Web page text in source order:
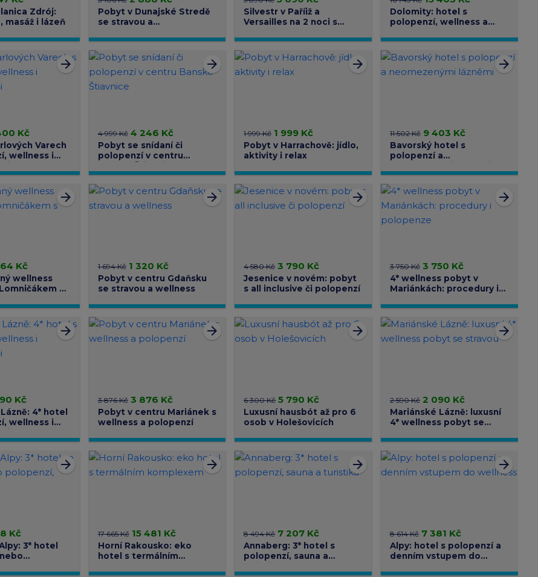
Zdrój:
masáž i lázeň
Pobyt v Dunajské Stredě
se stravou a
Silvestr v Paříiž a
Versailles na 2 noci s
Dolomity: hotel s
polopenzí, wellness a
arrow_forward
Kč
Varech
wellness i
arrow_forward
4 999 Kč 4 246 Kč
Pobyt se snídaní či
polopenzí v centru
arrow_forward
1 999 Kč 1 999 Kč
Pobyt v Harrachově: jídlo,
aktivity i relax
arrow_forward
11 502 Kč 9 403 Kč
Bavorský hotel s
polopenzí a
arrow_forward
Kč
wellness
s
arrow_forward
1 694 Kč 1 320 Kč
Pobyt v centru Gdaňsku
se stravou a wellness
arrow_forward
4 580 Kč 3 790 Kč
Jesenice v novém: pobyt
s all inclusive či polopenzí
arrow_forward
3 750 Kč 3 750 Kč
4* wellness pobyt v
Mariánkách: procedury i
arrow_forward
Kč
4* hotel
wellness i
arrow_forward
3 876 Kč 3 876 Kč
Pobyt v centru Mariánek s
wellness a polopenzí
arrow_forward
6 300 Kč 5 790 Kč
Luxusní hausbót až pro 6
osob v Holešovicích
arrow_forward
2 590 Kč 2 090 Kč
Mariánské Lázně: luxusní
4* wellness pobyt se
arrow_forward
Kč
3* hotel
arrow_forward
17 665 Kč 15 481 Kč
Horní Rakousko: eko
hotel s termálním
arrow_forward
8 494 Kč 7 207 Kč
Annaberg: 3* hotel s
polopenzí, sauna a
arrow_forward
8 614 Kč 7 381 Kč
Alpy: hotel s polopenzí a
denním vstupem do